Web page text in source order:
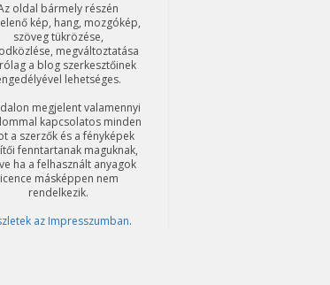
oldal bármely részén
kép, hang, mozgókép,
szöveg tükrözése,
megváltoztatása
a blog szerkesztőinek
lehetséges.
megjelent valamennyi
kapcsolatos minden
a szerzők és a fényképek
fenntartanak maguknak,
ha a felhasznált anyagok
másképpen nem
rendelkezik.
az Impresszumban.